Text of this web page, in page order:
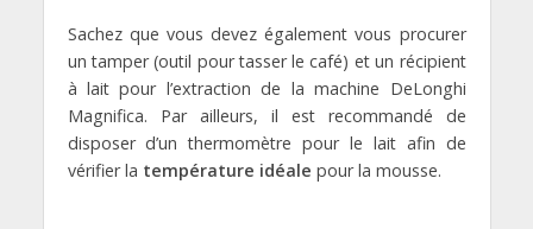
Sachez que vous devez également vous procurer
un tamper (outil pour tasser le café) et un récipient
à lait pour l’extraction de la machine DeLonghi
Magnifica. Par ailleurs, il est recommandé de
disposer d’un thermomètre pour le lait afin de
vérifier la température idéale pour la mousse.